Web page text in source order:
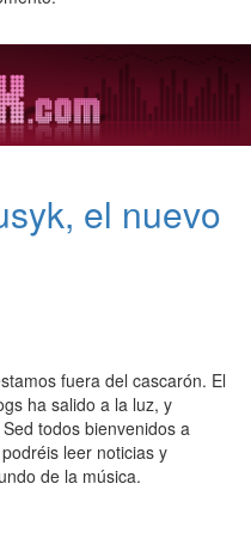
el nuevo
fuera del cascarón. El
ha salido a la luz, y
todos bienvenidos a
leer noticias y
de la música.